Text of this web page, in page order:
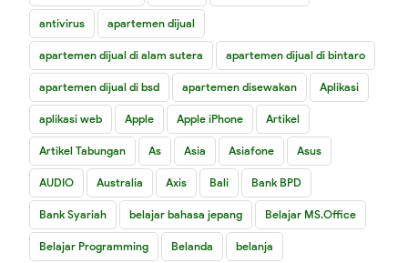
antivirus apartemen dijual
apartemen dijual di alam sutera apartemen dijual di bintaro
apartemen dijual di bsd apartemen disewakan Aplikasi
aplikasi web Apple Apple iPhone Artikel
Artikel Tabungan As Asia Asiafone Asus
AUDIO Australia Axis Bali Bank BPD
Bank Syariah belajar bahasa jepang Belajar MS.Office
Belajar Programming Belanda belanja